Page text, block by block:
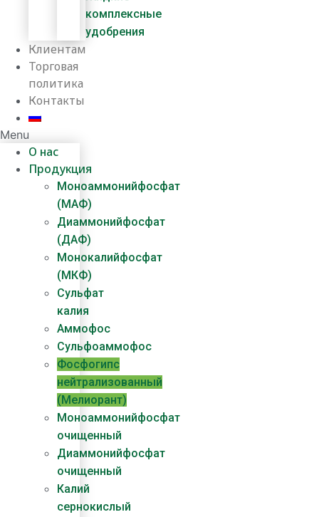
комплексные
удобрения
Клиентам
Торговая
политика
Контакты
Menu
О нас
Продукция
Моноаммонийфосфат
(МАФ)
Диаммонийфосфат
(ДАФ)
Монокалийфосфат
(МКФ)
Сульфат
калия
Аммофос
Сульфоаммофос
Фосфогипс
нейтрализованный
(Мелиорант)
Моноаммонийфосфат
очищенный
Диаммонийфосфат​
очищенный
Калий
сернокислый